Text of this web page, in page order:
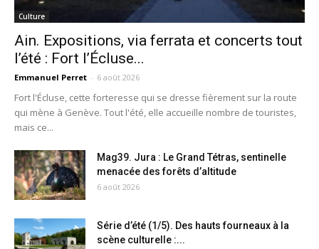
Culture
Ain. Expositions, via ferrata et concerts tout
l’été : Fort l’Écluse...
Emmanuel Perret - 6 août 2026
Fort l'Écluse, cette forteresse qui se dresse fièrement sur la route
qui mène à Genève. Tout l'été, elle accueille nombre de touristes,
mais ce...
Mag39. Jura : Le Grand Tétras, sentinelle
menacée des forêts d’altitude
6 août 2026
Série d’été (1/5). Des hauts fourneaux à la
scène culturelle :...